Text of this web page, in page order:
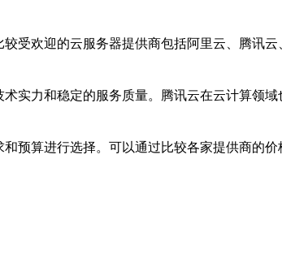
受欢迎的云服务器提供商包括阿里云、腾讯
实力和稳定的服务质量。腾讯云在云计算领
预算进行选择。可以通过比较各家提供商的